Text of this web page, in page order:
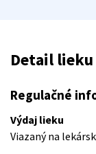
Detail lieku
Regulačné
Výdaj lieku
Viazaný na